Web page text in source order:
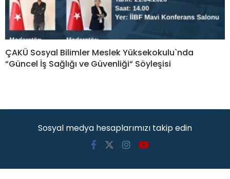
ÇAKÜ Sosyal Bilimler Meslek Yüksekokulu`nda
“Güncel İş Sağlığı ve Güvenliği“ Söyleşisi
Sosyal medya hesaplarımızı takip edin